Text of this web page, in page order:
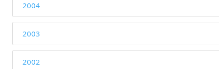
2004
2003
2002